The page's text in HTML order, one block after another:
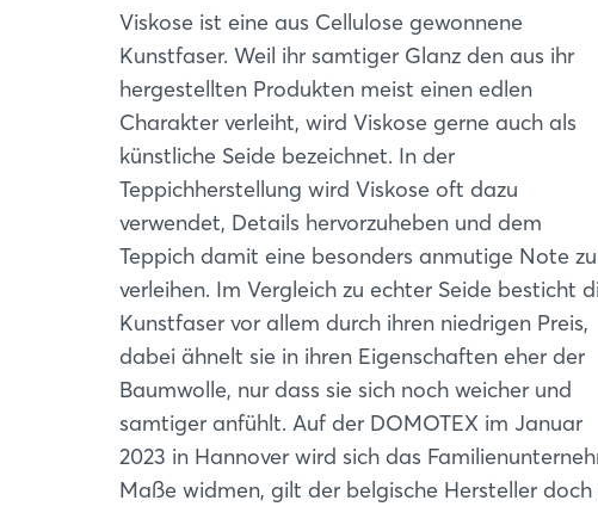
Viskose ist eine aus Cellulose gewonnene
Kunstfaser. Weil ihr samtiger Glanz den aus ihr
hergestellten Produkten meist einen edlen
Charakter verleiht, wird Viskose gerne auch als
künstliche Seide bezeichnet. In der
Teppichherstellung wird Viskose oft dazu
verwendet, Details hervorzuheben und dem
Teppich damit eine besonders anmutige Note zu
verleihen. Im Vergleich zu echter Seide besticht
Kunstfaser vor allem durch ihren niedrigen Preis,
dabei ähnelt sie in ihren Eigenschaften eher der
Baumwolle, nur dass sie sich noch weicher und
samtiger anfühlt. Auf der DOMOTEX im Januar
2023 in Hannover wird sich das
Maße widmen, gilt der belgische Hersteller